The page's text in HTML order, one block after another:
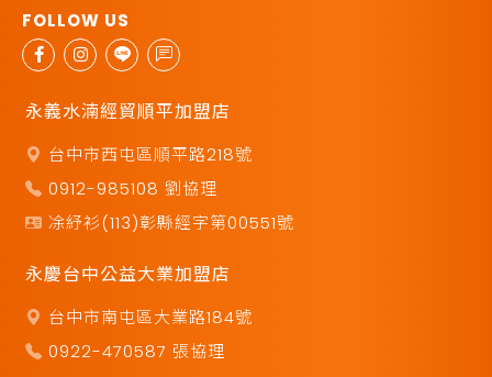
永義水湳經貿順平加盟店
台中市西屯區順平路218號
0912-985108 劉協理
凃紓衫(113)彰縣經字第00551號
永慶台中公益大業加盟店
台中市南屯區大業路184號
0922-470587 張協理